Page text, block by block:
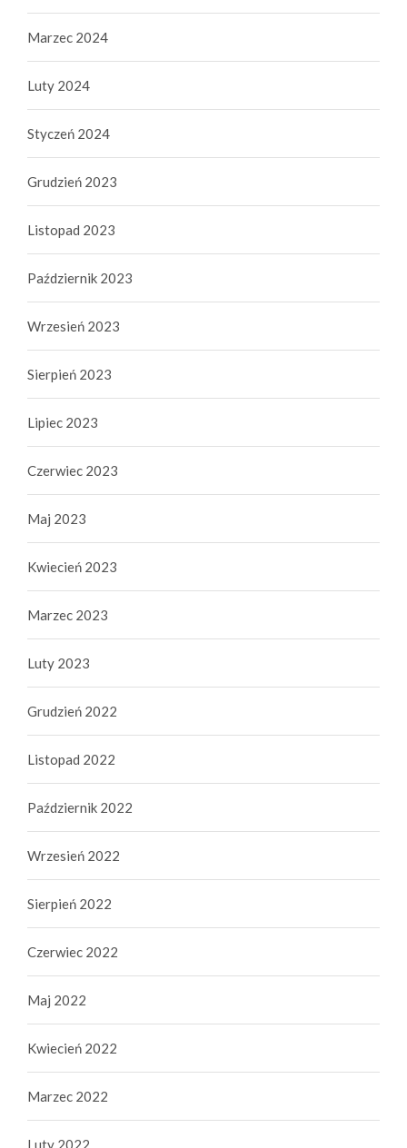
Marzec 2024
Luty 2024
Styczeń 2024
Grudzień 2023
Listopad 2023
Październik 2023
Wrzesień 2023
Sierpień 2023
Lipiec 2023
Czerwiec 2023
Maj 2023
Kwiecień 2023
Marzec 2023
Luty 2023
Grudzień 2022
Listopad 2022
Październik 2022
Wrzesień 2022
Sierpień 2022
Czerwiec 2022
Maj 2022
Kwiecień 2022
Marzec 2022
Luty 2022